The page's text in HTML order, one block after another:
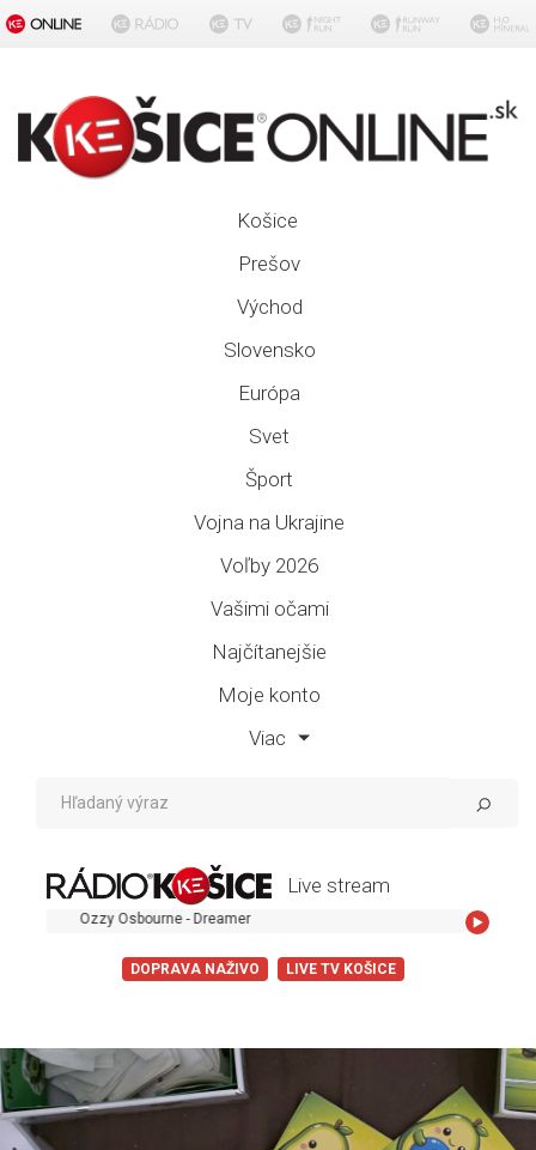
Košice
Prešov
Východ
Slovensko
Európa
Svet
Šport
Vojna na Ukrajine
Voľby 2026
Vašimi očami
Najčítanejšie
Moje konto
Viac
Live stream
Ozzy Osbourne - Dreamer
DOPRAVA NAŽIVO LIVE TV KOŠICE